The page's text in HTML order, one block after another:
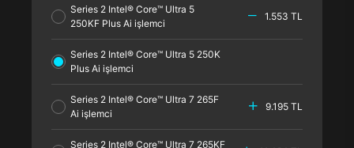
Series 2 Intel® Core™ Ultra 5
250KF Plus Ai işlemci
1.553 TL
Series 2 Intel® Core™ Ultra 5 250K
Plus Ai işlemci
Series 2 Intel® Core™ Ultra 7 265F
Ai işlemci
9.195 TL
Series 2 Intel® Core™ Ultra 7 265KF